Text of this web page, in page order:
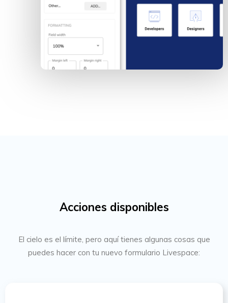
Acciones disponibles
El cielo es el límite, pero aquí tienes algunas cosas que
puedes hacer con tu nuevo formulario Livespace: